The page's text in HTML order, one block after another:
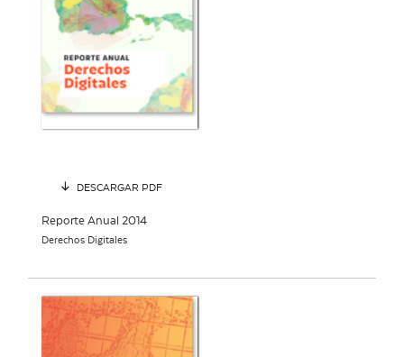
DESCARGAR PDF
Reporte Anual 2014
Derechos Digitales